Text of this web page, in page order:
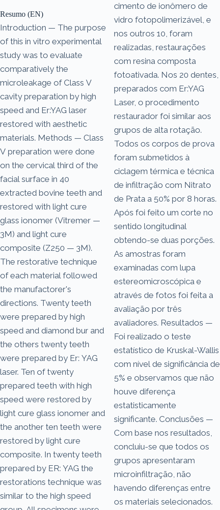
Resumo (EN)
Introduction — The purpose
of this in vitro experimental
study was to evaluate
comparatively the
microleakage of Class V
cavity preparation by high
speed and Er:YAG laser
restored with aesthetic
materials. Methods — Class
V preparation were done
on the cervical third of the
facial surface in 40
extracted bovine teeth and
restored with light cure
glass ionomer (Vitremer —
3M) and light cure
composite (Z250 — 3M).
The restorative technique
of each material followed
the manufactorer's
directions. Twenty teeth
were prepared by high
speed and diamond bur and
the others twenty teeth
were prepared by Er: YAG
laser. Ten of twenty
prepared teeth with high
speed were restored by
light cure glass ionomer and
the another ten teeth were
restored by light cure
composite. In twenty teeth
prepared by ER: YAG the
restorations technique was
similar to the high speed
cimento de ionômero de
vidro fotopolimerizável, e
nos outros 10, foram
realizadas, restaurações
com resina composta
fotoativada. Nos 20 dentes,
preparados com Er:YAG
Laser, o procedimento
restaurador foi similar aos
grupos de alta rotação.
Todos os corpos de prova
foram submetidos à
ciclagem térmica e técnica
de infiltração com Nitrato
de Prata a 50% por 8 horas.
Após foi feito um corte no
sentido longitudinal
obtendo-se duas porções.
As amostras foram
examinadas com lupa
estereomicroscópica e
através de fotos foi feita a
avaliação por três
avaliadores. Resultados —
Foi realizado o teste
estatístico de Kruskal-Wallis
com nível de significância de
5% e observamos que não
houve diferença
estatisticamente
significante. Conclusões —
Com base nos resultados,
concluiu-se que todos os
grupos apresentaram
microinfiltração, não
havendo diferenças entre
os materiais selecionados.